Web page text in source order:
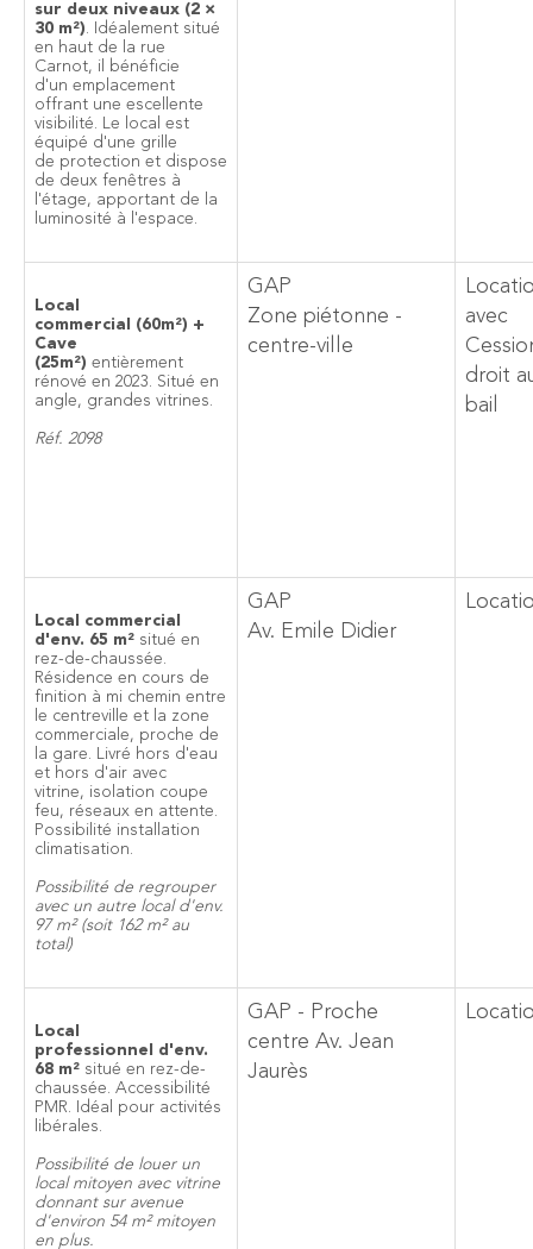
sur deux niveaux (2 ×
30 m²). Idéalement situé
en haut de la rue
Carnot, il bénéficie
d'un emplacement
offrant une escellente
visibilité. Le local est
équipé d'une grille
de protection et dispose
de deux fenêtres à
l'étage, apportant de la
luminosité à l'espace.
Local
commercial (60m²) +
Cave
(25m²) entièrement
rénové en 2023. Situé en
angle, grandes vitrines.
Réf. 2098
GAP
Zone piétonne -
centre-ville
avec
droit
bail
Local commercial
d'env. 65 m² situé en
rez-de-chaussée.
Résidence en cours de
finition à mi chemin entre
le centreville et la zone
commerciale, proche de
la gare. Livré hors d'eau
et hors d'air avec
vitrine, isolation coupe
feu, réseaux en attente.
Possibilité installation
climatisation.
Possibilité de regrouper
avec un autre local d'env.
97 m² (soit 162 m² au
total)
GAP
Av. Emile Didier
Local
professionnel d'env.
68 m² situé en rez-de-
chaussée. Accessibilité
PMR. Idéal pour activités
libérales.
Possibilité de louer un
local mitoyen avec vitrine
donnant sur avenue
d'environ 54 m² mitoyen
en plus.
GAP - Proche
centre Av. Jean
Jaurès